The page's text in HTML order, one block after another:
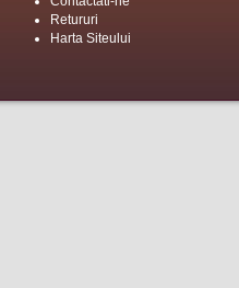
Retururi
Harta Siteului